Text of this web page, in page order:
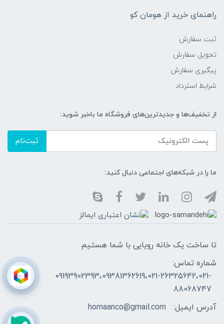
راهنمای خرید از هومان کو
ثبت سفارش
تحویل سفارش
پیگیری سفارش
شرایط استرداد
از تخفیف‌ها و جدیدترین‌های فروشگاه ما باخبر شوید:
ثبت‌نام
ما را در شبکه‌های اجتماعی دنبال کنید:
تا ساخت یک خانه رویایی با شما هستیم
شماره تماس:
09193902393،09381362619،021-26325642،021-
88068747
آدرس ایمیل:
homaanco@gmail.com